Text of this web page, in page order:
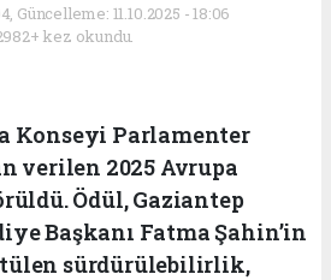
Güncelleme: 11.10.2025 - 18:06
kez okundu.
Konseyi Parlamenter
verilen 2025 Avrupa
Ödül, Gaziantep
Başkanı Fatma Şahin’in
sürdürülebilirlik,